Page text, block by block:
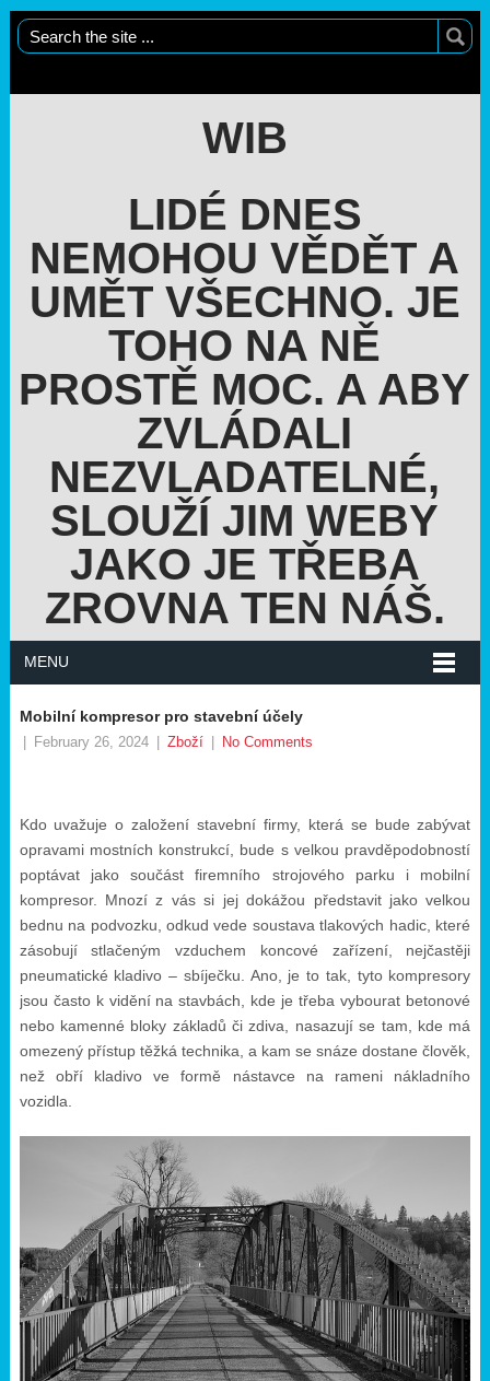
WIB
LIDÉ DNES
NEMOHOU VĚDĚT A
UMĚT VŠECHNO. JE
TOHO NA NĚ
PROSTĚ MOC. A ABY
ZVLÁDALI
NEZVLADATELNÉ,
SLOUŽÍ JIM WEBY
JAKO JE TŘEBA
ZROVNA TEN NÁŠ.
MENU
Mobilní kompresor pro stavební účely
February 26, 2024 Zboží No Comments
Kdo uvažuje o založení stavební firmy, která se bude zabývat
opravami mostních konstrukcí, bude s velkou pravděpodobností
poptávat jako součást firemního strojového parku i mobilní
kompresor. Mnozí z vás si jej dokážou představit jako velkou
bednu na podvozku, odkud vede soustava tlakových hadic, které
zásobují stlačeným vzduchem koncové zařízení, nejčastěji
pneumatické kladivo – sbíječku. Ano, je to tak, tyto kompresory
jsou často k vidění na stavbách, kde je třeba vybourat betonové
nebo kamenné bloky základů či zdiva, nasazují se tam, kde má
omezený přístup těžká technika, a kam se snáze dostane člověk,
než obří kladivo ve formě nástavce na rameni nákladního
vozidla.